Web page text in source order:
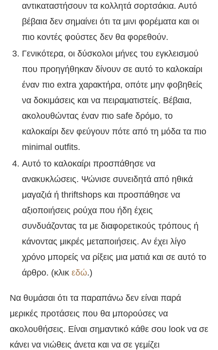
αντικαταστήσουν τα κολλητά σορτσάκια. Αυτό
βέβαια δεν σημαίνει ότι τα μινι φορέματα και οι
πιο κοντές φούστες δεν θα φορεθούν.
Γενικότερα, οι δύσκολοι μήνες του εγκλεισμού
που προηγήθηκαν δίνουν σε αυτό το καλοκαίρι
έναν πιο extra χαρακτήρα, οπότε μην φοβηθείς
να δοκιμάσεις και να πειραματιστείς. Βέβαια,
ακολουθώντας έναν πιο safe δρόμο, το
καλοκαίρι δεν φεύγουν πότε από τη μόδα τα πιο
minimal outfits.
Αυτό το καλοκαίρι προσπάθησε να
ανακυκλώσεις. Ψώνισε συνειδητά από ηθικά
μαγαζιά ή thriftshops και προσπάθησε να
αξιοποιήσεις ρούχα που ήδη έχεις
συνδυάζοντας τα με διαφορετικούς τρόπους ή
κάνοντας μικρές μεταποιήσεις. Αν έχει λίγο
χρόνο μπορείς να ρίξεις μια ματιά και σε αυτό το
άρθρο. (κλικ εδώ.)
Να θυμάσαι ότι τα παραπάνω δεν είναι παρά
μερικές προτάσεις που θα μπορούσες να
ακολουθήσεις. Είναι σημαντικό κάθε σου look να σε
κάνει να νιώθεις άνετα και να σε γεμίζει